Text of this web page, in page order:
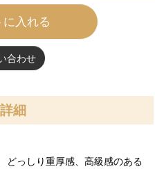
に入れる
合わせ
細
っしり重厚感、高級感のある